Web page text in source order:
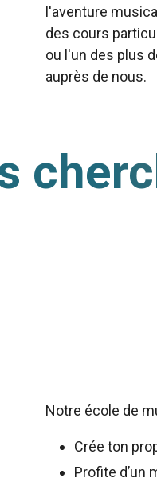
l'aventure
des cours
ou l'un des plus
auprès de nous.
Notre école de
Crée ton
Profite d’un